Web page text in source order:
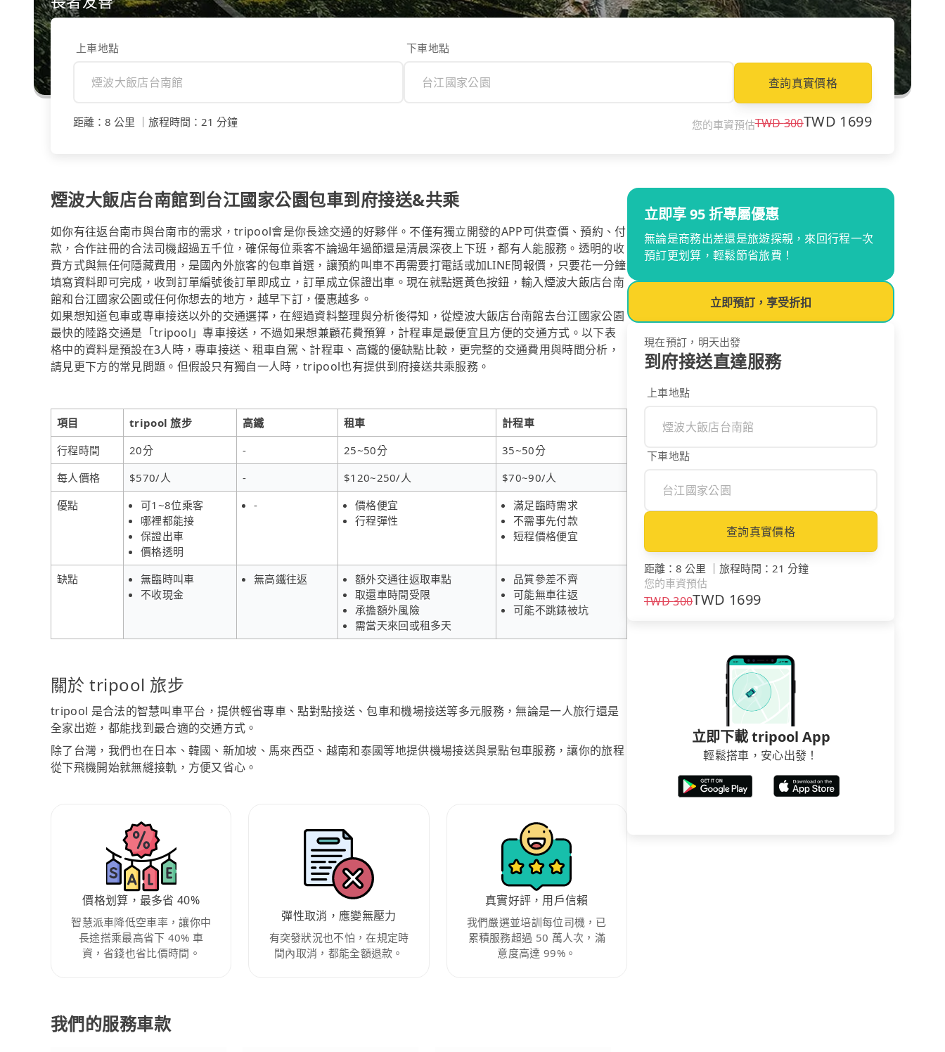
上車地點 下車地點
查詢真實價格
距離 ： 8 公里 旅程時間 ： 21 分鐘 您的車資預估TWD300TWD 1699
煙波大飯店台南館到台江國家公園包車到府接送&共乘
如你有往返台南市與台南市的需求，tripool會是你長途交通的好夥伴。不僅有獨立開發的APP可供查價、預約、付
款，合作註冊的合法司機超過五千位，確保每位乘客不論過年過節還是清晨深夜上下班，都有人能服務。透明的收
費方式與無任何隱藏費用，是國內外旅客的包車首選，讓預約叫車不再需要打電話或加LINE問報價，只要花一分鐘
填寫資料即可完成，收到訂單編號後訂單即成立，訂單成立保證出車。現在就點選黃色按鈕，輸入煙波大飯店台南
館和台江國家公園或任何你想去的地方，越早下訂，優惠越多。
如果想知道包車或專車接送以外的交通選擇，在經過資料整理與分析後得知，從煙波大飯店台南館去台江國家公園
最快的陸路交通是「tripool」專車接送，不過如果想兼顧花費預算，計程車是最便宜且方便的交通方式。以下表
格中的資料是預設在3人時，專車接送、租車自駕、計程車、高鐵的優缺點比較，更完整的交通費用與時間分析，
請見更下方的常見問題。但假設只有獨自一人時，tripool也有提供到府接送共乘服務。
項目 tripool 旅步 高鐵 租車
計程車
行程時間
20分 - 25~50分
35~50分
每人價格
$570/人 - $120~250/人
$70~90/人
優點
可1~8位乘客
哪裡都能接
保證出車
價格透明
-
價格便宜
行程彈性
滿足臨時需求
不需事先付款
短程價格便宜
缺點
無臨時叫車
不收現金
無高鐵往返
額外交通往返取車點
取還車時間受限
承擔額外風險
需當天來回或租多天
品質參差不齊
可能無車往返
可能不跳錶被坑
關於 tripool 旅步
tripool 是合法的智慧叫車平台，提供輕省專車、點對點接送、包車和機場接送等多元服務，無論是一人旅行還是
全家出遊，都能找到最合適的交通方式。
除了台灣，我們也在日本、韓國、新加坡、馬來西亞、越南和泰國等地提供機場接送與景點包車服務，讓你的旅程
從下飛機開始就無縫接軌，方便又省心。
價格划算，最多省 40%
智慧派車降低空車率，讓你中
長途搭乘最高省下 40% 車
資，省錢也省比價時間。
彈性取消，應變無壓力
有突發狀況也不怕，在規定時
間內取消，都能全額退款。
真實好評，用戶信賴
我們嚴選並培訓每位司機，已
累積服務超過 50 萬人次，滿
意度高達 99%。
我們的服務車款
立即享 95 折專屬優惠
無論是商務出差還是旅遊探親，來回行程一次
預訂更划算，輕鬆節省旅費！
立即預訂，享受折扣
現在預訂，明天出發
到府接送直達服務
上車地點
下車地點
查詢真實價格
距離 ： 8 公里 ｜ 旅程時間 ： 21 分鐘
您的車資預估
TWD300TWD 1699
立即下載 tripool App
輕鬆搭車，安心出發！